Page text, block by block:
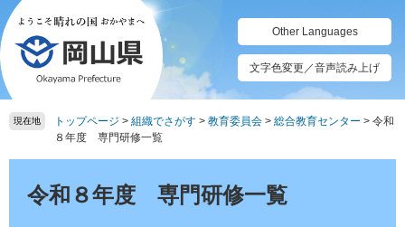
ペ
ー
ジ
の
先
頭
メ
ニ
ュ
ー
を
飛
て
Other Languages
文字色変更／音声読み上げ
現在地 トップページ > 組織でさがす > 教育委員会 > 総合教育センター > 令和
８年度 専門研修一覧
令和８年度 専門研修一覧